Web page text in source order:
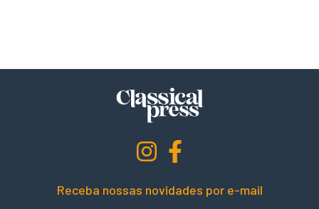
Receba nossas novidades por e-mail